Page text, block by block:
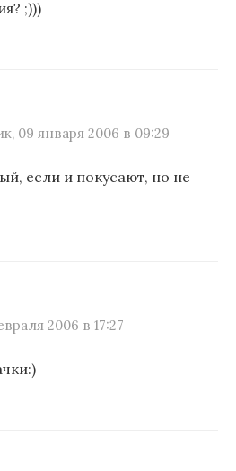
;)))
09 января 2006 в 09:29
если и покусают, но не
2006 в 17:27